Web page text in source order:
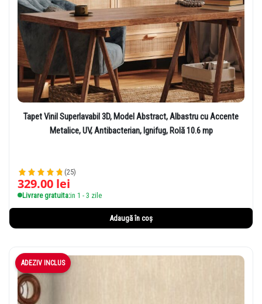
Tapet Vinil Superlavabil 3D, Model Abstract, Albastru cu Accente
Metalice, UV, Antibacterian, Ignifug, Rolă 10.6 mp
(25)
329.00 lei
Livrare gratuita:in 1 - 3 zile
Adaugă în coș
ADEZIV INCLUS